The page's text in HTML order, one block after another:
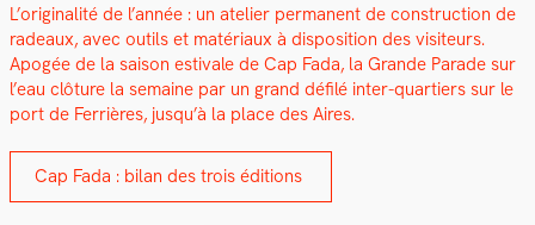
L’originalité de l’année : un ate­lier per­ma­nent de con­struc­tion de
radeaux, avec out­ils et matéri­aux à dis­po­si­tion des vis­i­teurs.
Apogée de la sai­son esti­vale de Cap Fada, la Grande Parade sur
l’eau clô­ture la semaine par un grand défilé inter-quartiers sur le
port de Fer­rières, jusqu’à la place des Aires.
Cap Fada : bilan des trois édi­tions